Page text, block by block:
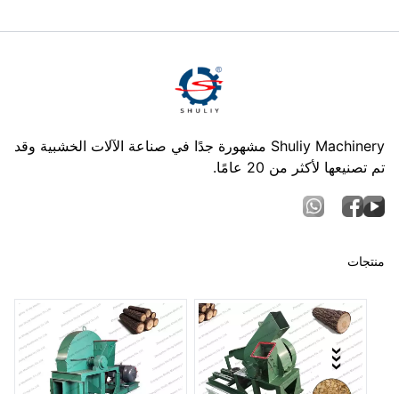
Shuliy Machinery مشهورة جدًا في صناعة الآلات الخشبية وقد
تم تصنيعها لأكثر من 20 عامًا.
منتجات